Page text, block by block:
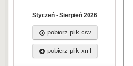
Styczeń - Sierpień 2026
pobierz plik csv
pobierz plik xml